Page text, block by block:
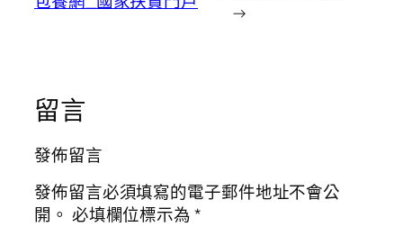
→
留言
發佈留言
發佈留言必須填寫的電子郵件地址不會公
開。 必填欄位標示為*